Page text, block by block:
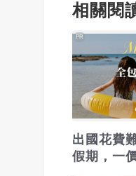
相關閱
出國花費
假期，一
PR